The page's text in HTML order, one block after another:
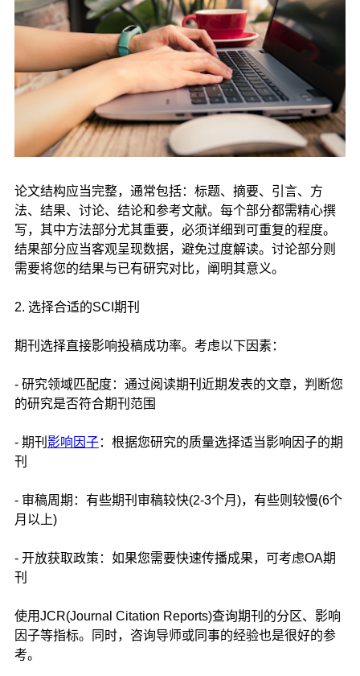
论文结构应当完整，通常包括：标题、摘要、引言、方
法、结果、讨论、结论和参考文献。每个部分都需精心撰
写，其中方法部分尤其重要，必须详细到可重复的程度。
结果部分应当客观呈现数据，避免过度解读。讨论部分则
需要将您的结果与已有研究对比，阐明其意义。
2. 选择合适的SCI期刊
期刊选择直接影响投稿成功率。考虑以下因素：
- 研究领域匹配度：通过阅读期刊近期发表的文章，判断您
的研究是否符合期刊范围
- 期刊 影响因子：根据您研究的质量选择适当影响因子的期
刊
- 审稿周期：有些期刊审稿较快(2-3个月)，有些则较慢(6个
月以上)
- 开放获取政策：如果您需要快速传播成果，可考虑OA期
刊
使用JCR(Journal Citation Reports)查询期刊的分区、影响
因子等指标。同时，咨询导师或同事的经验也是很好的参
考。